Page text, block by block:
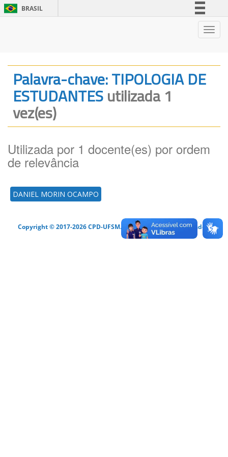
BRASIL
Legislação
Canais
Palavra-chave: TIPOLOGIA DE
ESTUDANTESutilizada 1
vez(es)
Utilizada por 1 docente(es) por ordem
de relevância
DANIEL MORIN OCAMPO
Copyright © 2017-2026 CPD-UFSM. Todos os direitos reservados.